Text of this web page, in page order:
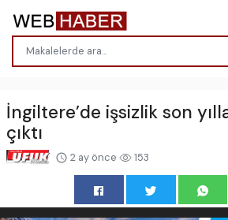
İngiltere’de işsizlik son
çıktı
2 ay önce 153